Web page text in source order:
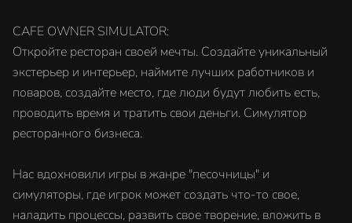
CAFE OWNER SIMULATOR:
Откройте ресторан своей мечты. Создайте уникальный
экстерьер и интерьер, наймите лучших работников и
поваров, создайте место, где люди будут любить есть,
проводить время и тратить свои деньги. Симулятор
ресторанного бизнеса.
Нас вдохновили игры в жанре "песочницы" и
симуляторы, где игрок может создать что-то свое,
наладить процессы, развить свое творение, вложить в